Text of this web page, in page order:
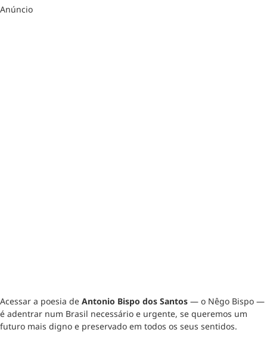
Anúncio
Acessar a poesia de Antonio Bispo dos Santos — o Nêgo Bispo —
é adentrar num Brasil necessário e urgente, se queremos um
futuro mais digno e preservado em todos os seus sentidos.